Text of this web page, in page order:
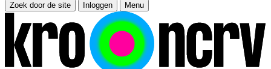
Zoek door de site Inloggen Menu